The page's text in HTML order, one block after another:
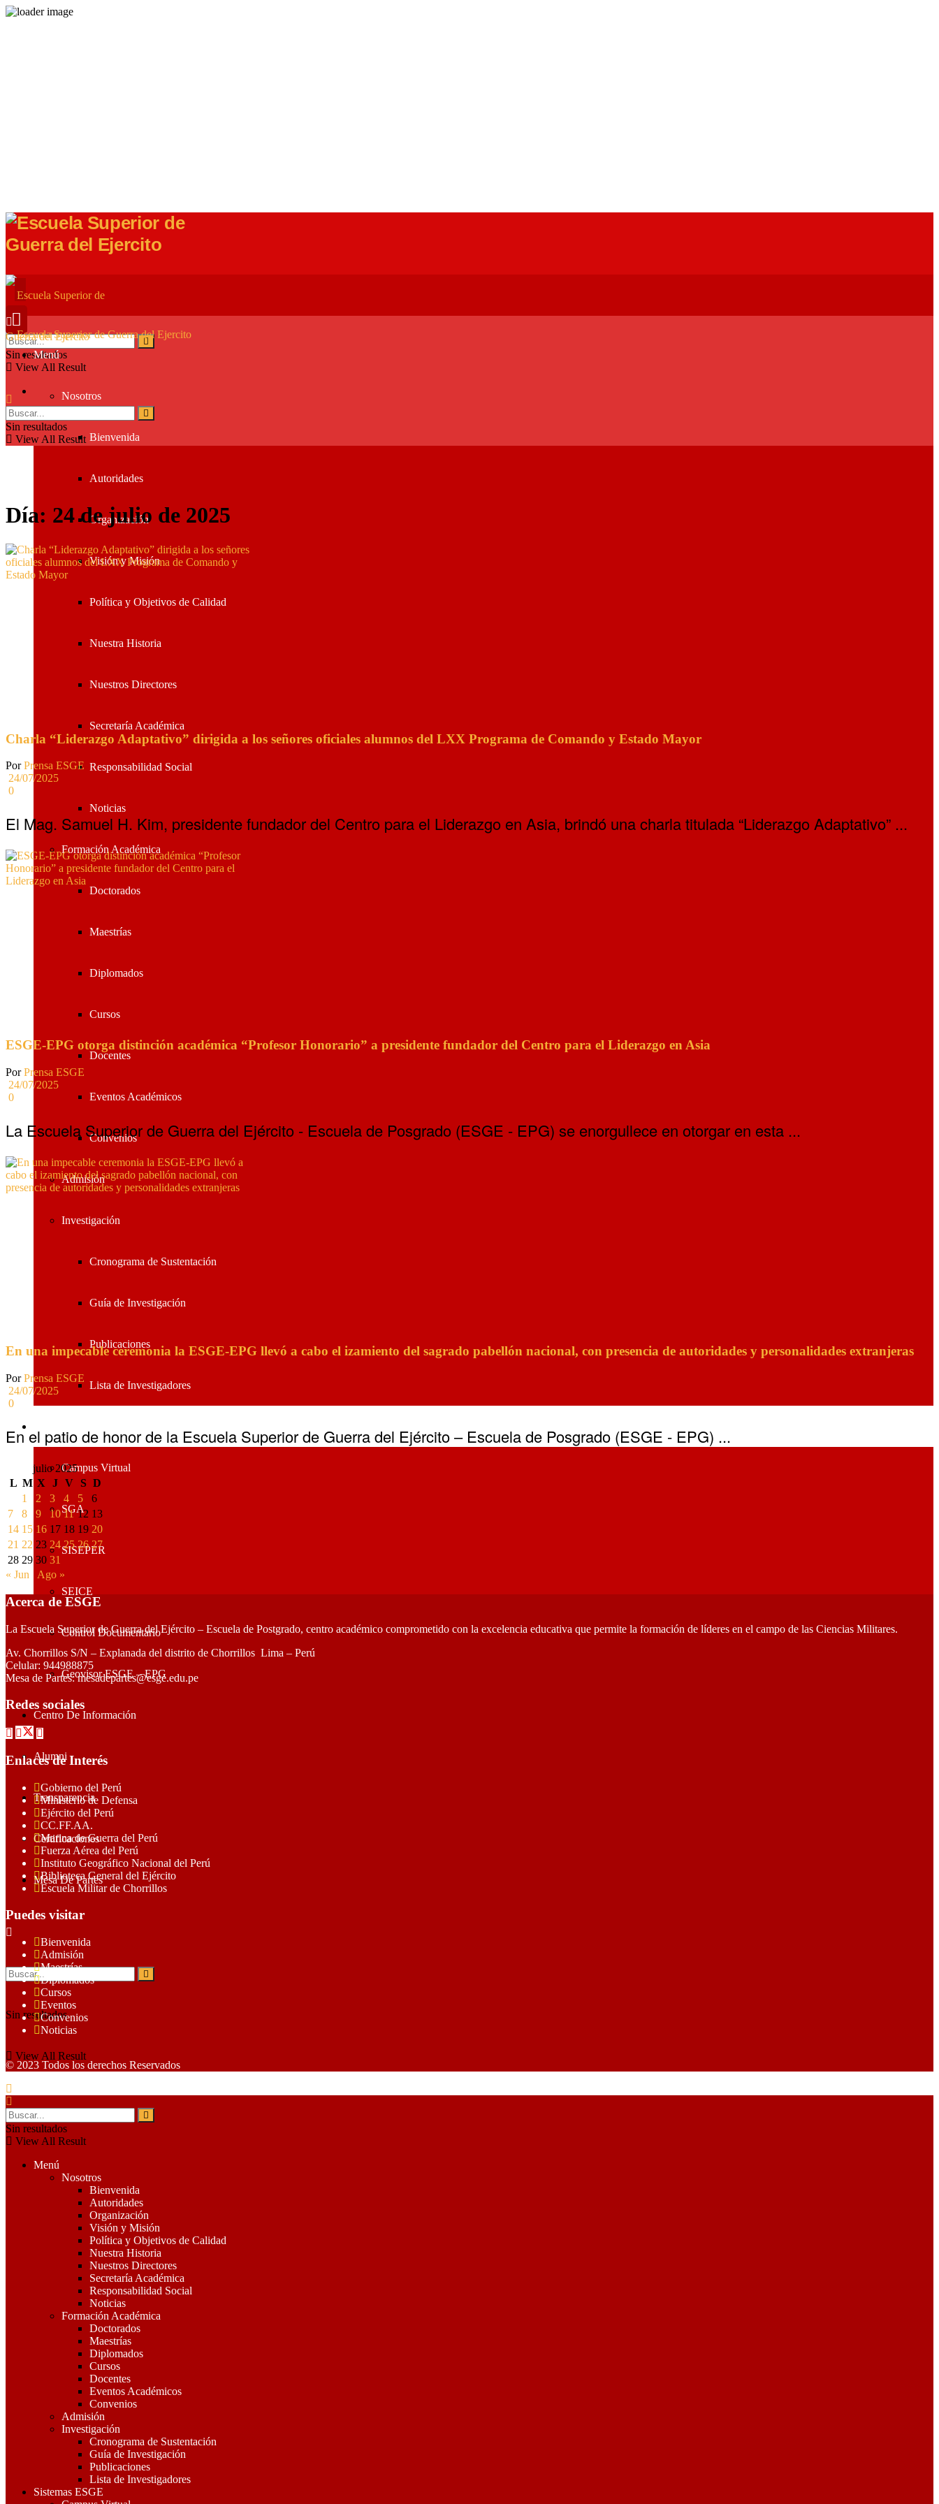
Sin resultados
View All Result
Menú
Nosotros
Bienvenida
Autoridades
Organización
Visión y Misión
Política y Objetivos de Calidad
Nuestra Historia
Nuestros Directores
Secretaría Académica
Responsabilidad Social
Noticias
Formación Académica
Doctorados
Maestrías
Diplomados
Cursos
Docentes
Eventos Académicos
Convenios
Admisión
Investigación
Cronograma de Sustentación
Guía de Investigación
Publicaciones
Lista de Investigadores
Campus Virtual
SGA
SISEPER
SEICE
Control Documentario
Geovisor ESGE – EPG
Centro De Información
Alumni
Transparencia
Certificaciones
Mesa De Partes
Sin resultados
View All Result
Sin resultados
View All Result
Día: 24 de julio de 2025
Charla “Liderazgo Adaptativo” dirigida a los señores oficiales alumnos del LXX Programa de Comando y Estado Mayor
Por Prensa ESGE
24/07/2025
0
El Mag. Samuel H. Kim, presidente fundador del Centro para el Liderazgo en Asia, brindó una charla titulada “Liderazgo Adaptativo” ...
ESGE-EPG otorga distinción académica “Profesor Honorario” a presidente fundador del Centro para el Liderazgo en Asia
Por Prensa ESGE
24/07/2025
0
La Escuela Superior de Guerra del Ejército - Escuela de Posgrado (ESGE - EPG) se enorgullece en otorgar en esta ...
En una impecable ceremonia la ESGE-EPG llevó a cabo el izamiento del sagrado pabellón nacional, con presencia de autoridades y personalidades extranjeras
Por Prensa ESGE
24/07/2025
0
En el patio de honor de la Escuela Superior de Guerra del Ejército – Escuela de Posgrado (ESGE - EPG) ...
julio 2025
L M X J V S D
1
2 3 4 5
6
7
8 9 10 11 12 13
14 15 16 17 18 19 20
21 22 23 24 25 26 27
28 29 30 31
« Jun
Ago »
Acerca de ESGE
La Escuela Superior de Guerra del Ejército – Escuela de Postgrado, centro académico comprometido con la excelencia educativa que permite la formación de líderes en el campo de las Ciencias Militares.
Av. Chorrillos S/N – Explanada del distrito de Chorrillos Lima – Perú
Celular: 944988875
Mesa de Partes: mesadepartes@esge.edu.pe
Redes sociales
Enlaces de Interés
Gobierno del Perú
Ministerio de Defensa
Ejército del Perú
CC.FF.AA.
Marina de Guerra del Perú
Fuerza Aérea del Perú
Instituto Geográfico Nacional del Perú
Biblioteca General del Ejército
Escuela Militar de Chorrillos
Puedes visitar
Bienvenida
Admisión
Maestrías
Diplomados
Cursos
Eventos
Convenios
Noticias
© 2023 Todos los derechos Reservados
Sin resultados
View All Result
Menú
Nosotros
Bienvenida
Autoridades
Organización
Visión y Misión
Política y Objetivos de Calidad
Nuestra Historia
Nuestros Directores
Secretaría Académica
Responsabilidad Social
Noticias
Formación Académica
Doctorados
Maestrías
Diplomados
Cursos
Docentes
Eventos Académicos
Convenios
Admisión
Investigación
Cronograma de Sustentación
Guía de Investigación
Publicaciones
Lista de Investigadores
Sistemas ESGE